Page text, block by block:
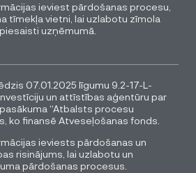
ieviest pārdošanas procesu,
tīmekļa vietni, lai uzlabotu zīmola
uzņēmumā.
07.01.2025 līgumu 9.2-17-L-
un attīstības aģentūru par
“Atbalsts procesu
ko finansē Atveseļošanas fonds.
ieviests pārdošanas un
risinājums, lai uzlabotu un
pārdošanas procesus.